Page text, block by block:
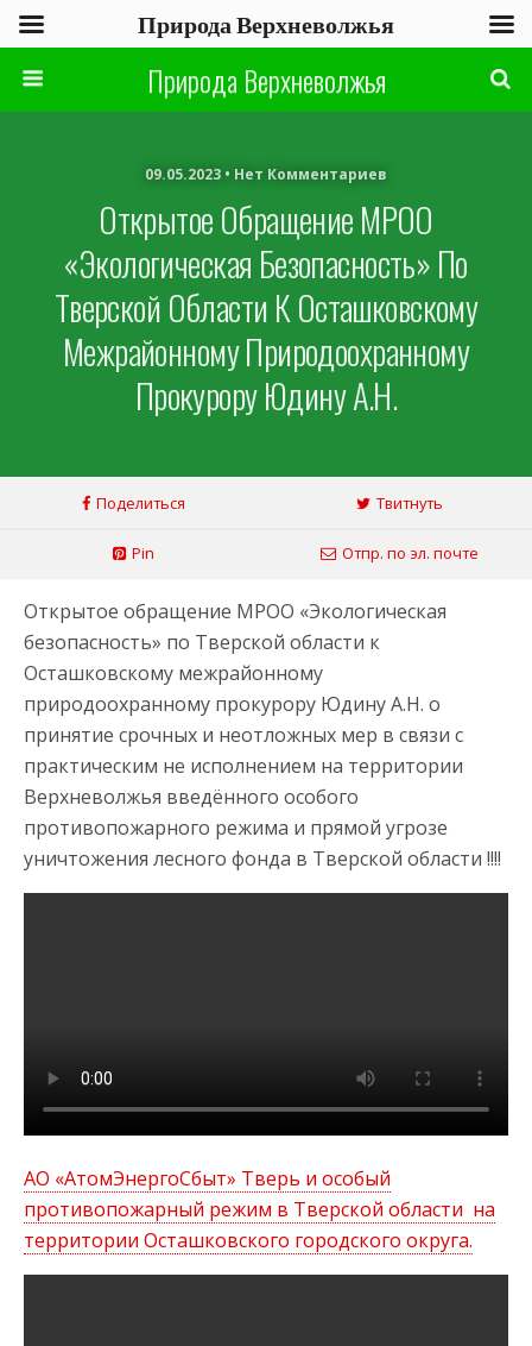
Природа Верхневолжья
09.05.2023 • Нет Комментариев
Открытое Обращение МРОО
«Экологическая Безопасность» По
Тверской Области К Осташковскому
Межрайонному Природоохранному
Прокурору Юдину А.Н.
Поделиться Твитнуть
Pin Отпр. по эл. почте
Открытое обращение МРОО «Экологическая
безопасность» по Тверской области к
Осташковскому межрайонному
природоохранному прокурору Юдину А.Н. о
принятие срочных и неотложных мер в связи с
практическим не исполнением на территории
Верхневолжья введённого особого
противопожарного режима и прямой угрозе
уничтожения лесного фонда в Тверской области !!!!
АО «АтомЭнергоСбыт» Тверь и особый
противопожарный режим в Тверской области на
территории Осташковского городского округа.
Природа Верхневолжья